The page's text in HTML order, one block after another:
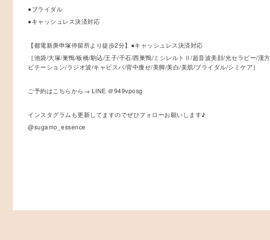
●ブライダル
●キャッシュレス決済対応
【都電新庚申塚停留所より徒歩2分】●キャッシュレス決済対応
［池袋/大塚/巣鴨/板橋/駒込/王子/千石/西巣鴨/ミシレルトⅡ/超音波美顔/光セラピー/漢
ビテーション/ラジオ波/キャビスパ/背中痩せ/美脚/美白/美肌/ブライダル/シミケア］
ご予約はこちらから→ LINE ＠949vposg
インスタグラムも更新してますのでぜひフォローお願いします♪
@sugamo_essence